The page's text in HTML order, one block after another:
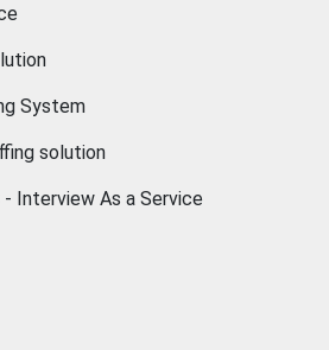
System
solution
- Interview As a Service